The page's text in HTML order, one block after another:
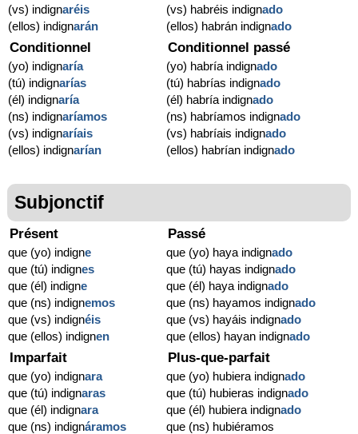
(vs) indignaréis
(ellos) indignarán
(vs) habréis indignado
(ellos) habrán indignado
Conditionnel
(yo) indignaría
(tú) indignarías
(él) indignaría
(ns) indignaríamos
(vs) indignaríais
(ellos) indignarían
Conditionnel passé
(yo) habría indignado
(tú) habrías indignado
(él) habría indignado
(ns) habríamos indignado
(vs) habríais indignado
(ellos) habrían indignado
Subjonctif
Présent
que (yo) indigne
que (tú) indignes
que (él) indigne
que (ns) indignemos
que (vs) indignéis
que (ellos) indignen
Passé
que (yo) haya indignado
que (tú) hayas indignado
que (él) haya indignado
que (ns) hayamos indignado
que (vs) hayáis indignado
que (ellos) hayan indignado
Imparfait
que (yo) indignara
que (tú) indignaras
que (él) indignara
que (ns) indignáramos
Plus-que-parfait
que (yo) hubiera indignado
que (tú) hubieras indignado
que (él) hubiera indignado
que (ns) hubiéramos